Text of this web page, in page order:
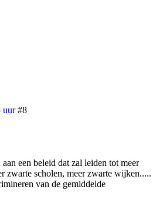
uur #8
een beleid dat zal leiden tot meer
zwarte scholen, meer zwarte wijken.....
van de gemiddelde